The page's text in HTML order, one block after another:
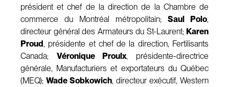
président et chef de la direction de la Chambre de
commerce du Montréal métropolitain; Saul Polo,
directeur général des Armateurs du St-Laurent; Karen
Proud, présidente et chef de la direction, Fertilisants
Canada; Véronique Proulx, présidente-directrice
générale, Manufacturiers et exportateurs du Québec
(MEQ); Wade Sobkowich, directeur exécutif, Western